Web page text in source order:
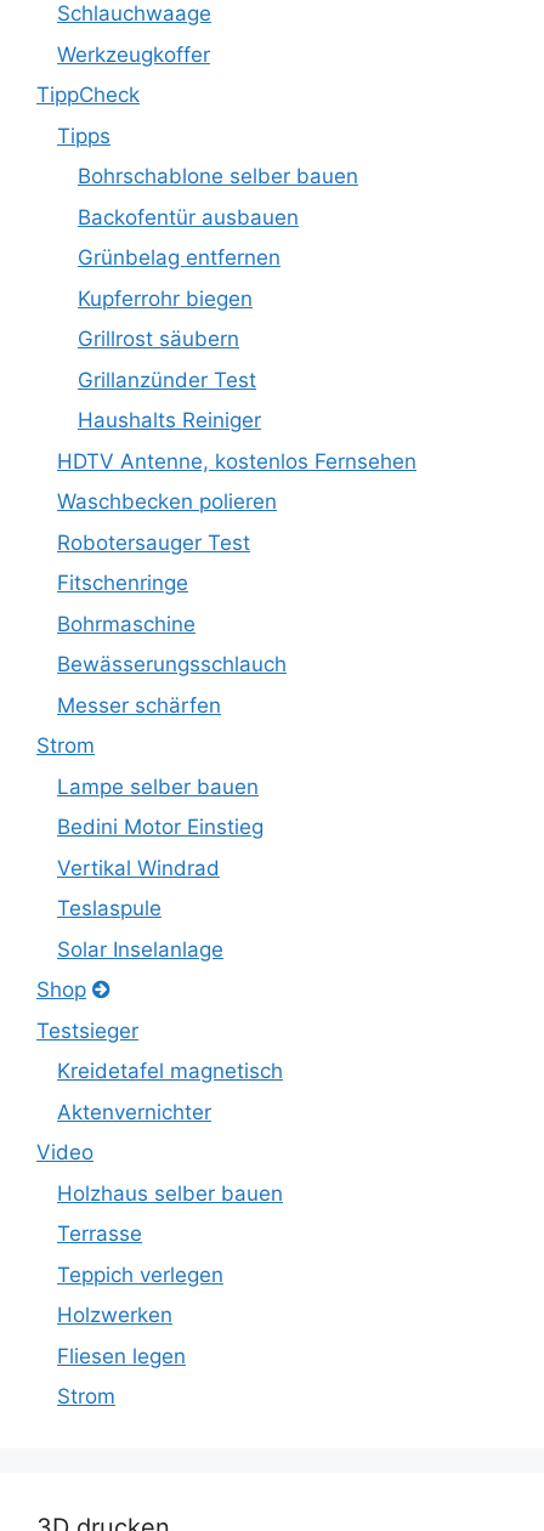
Schlauchwaage
Werkzeugkoffer
TippCheck
Tipps
Bohrschablone selber bauen
Backofentür ausbauen
Grünbelag entfernen
Kupferrohr biegen
Grillrost säubern
Grillanzünder Test
Haushalts Reiniger
HDTV Antenne, kostenlos Fernsehen
Waschbecken polieren
Robotersauger Test
Fitschenringe
Bohrmaschine
Bewässerungsschlauch
Messer schärfen
Strom
Lampe selber bauen
Bedini Motor Einstieg
Vertikal Windrad
Teslaspule
Solar Inselanlage
Shop
Testsieger
Kreidetafel magnetisch
Aktenvernichter
Video
Holzhaus selber bauen
Terrasse
Teppich verlegen
Holzwerken
Fliesen legen
Strom